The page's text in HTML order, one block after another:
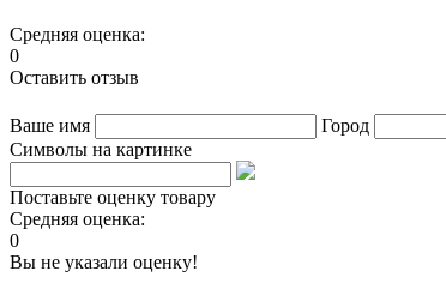
Средняя оценка:
0
Оставить отзыв
Ваше имя Город
Символы на картинке
Поставьте оценку товару
Средняя оценка:
0
Вы не указали оценку!